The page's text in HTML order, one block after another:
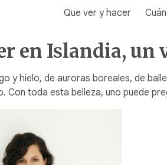
Que ver y hacer
en Islandia,
y hielo, de auroras boreales, de
Con toda esta belleza, uno puede